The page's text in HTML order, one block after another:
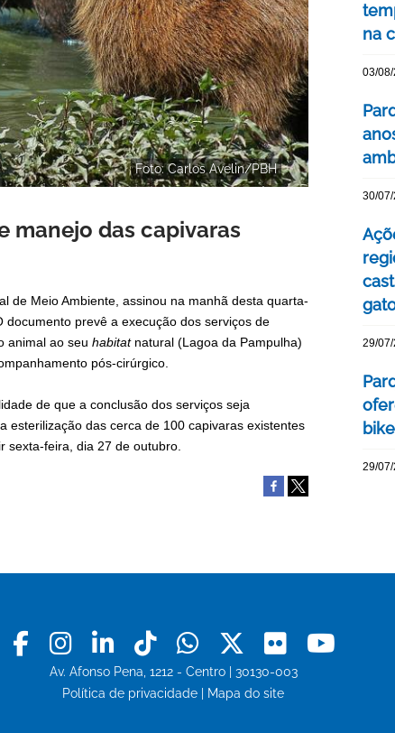
Foto: Carlos Avelin/PBH
manejo das capivaras
de Meio Ambiente, assinou na manhã desta quarta-
prevê a execução dos serviços de
animal ao seu habitat natural (Lagoa da Pampulha)
pós-cirúrgico.
de que a conclusão dos serviços seja
das cerca de 100 capivaras existentes
sexta-feira, dia 27 de outubro.
na
03/
30/
29/
29/
Facebook
Instagram
LinkedinTiktokWhatsapp
X Flickr
Av. Afonso Pena, 1212 - Centro | 30130-003
Política de privacidade
Mapa do site